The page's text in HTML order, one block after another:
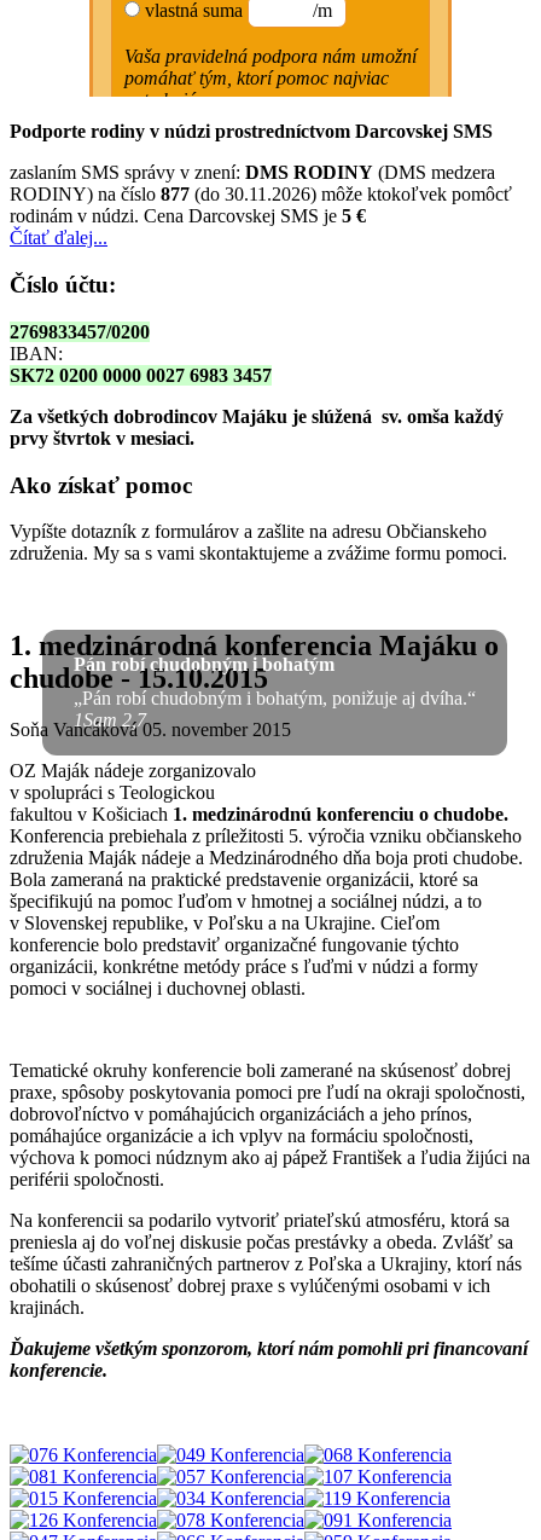
Podporte rodiny v núdzi prostredníctvom Darcovskej SMS
zaslaním SMS správy v znení: DMS RODINY (DMS medzera
RODINY) na číslo 877 (do 30.11.2026) môže ktokoľvek pomôcť
rodinám v núdzi. Cena Darcovskej SMS je 5 €
Čítať ďalej...
Číslo účtu:
2769833457/0200
IBAN:
SK72 0200 0000 0027 6983 3457
Za všetkých dobrodincov Majáku je slúžená sv. omša každý
prvy štvrtok v mesiaci.
Ako získať pomoc
Vypíšte dotazník z formulárov a zašlite na adresu Občianskeho
združenia. My sa s vami skontaktujeme a zvážime formu pomoci.
Pán robí chudobným i bohatým
„Pán robí chudobným i bohatým, ponižuje aj dvíha.“
1Sam 2,7
1. medzinárodná konferencia Majáku o
chudobe - 15.10.2015
Soňa Vancáková 05. november 2015
OZ Maják nádeje zorganizovalo
v spolupráci s Teologickou
fakultou v Košiciach 1. medzinárodnú konferenciu o chudobe.
Konferencia prebiehala z príležitosti 5. výročia vzniku občianskeho
združenia Maják nádeje a Medzinárodného dňa boja proti chudobe.
Bola zameraná na praktické predstavenie organizácii, ktoré sa
špecifikujú na pomoc ľuďom v hmotnej a sociálnej núdzi, a to
v Slovenskej republike, v Poľsku a na Ukrajine. Cieľom
konferencie bolo predstaviť organizačné fungovanie týchto
organizácii, konkrétne metódy práce s ľuďmi v núdzi a formy
pomoci v sociálnej i duchovnej oblasti.
Tematické okruhy konferencie boli zamerané na skúsenosť dobrej
praxe, spôsoby poskytovania pomoci pre ľudí na okraji spoločnosti,
dobrovoľníctvo v pomáhajúcich organizáciách a jeho prínos,
pomáhajúce organizácie a ich vplyv na formáciu spoločnosti,
výchova k pomoci núdznym ako aj pápež František a ľudia žijúci na
periférii spoločnosti.
Na konferencii sa podarilo vytvoriť priateľskú atmosféru, ktorá sa
preniesla aj do voľnej diskusie počas prestávky a obeda. Zvlášť sa
tešíme účasti zahraničných partnerov z Poľska a Ukrajiny, ktorí nás
obohatili o skúsenosť dobrej praxe s vylúčenými osobami v ich
krajinách.
Ďakujeme všetkým sponzorom, ktorí nám pomohli pri financovaní
konferencie.